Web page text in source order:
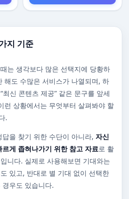
지 기준
는 생각보다 많은 선택지에 당황하
해도 수많은 서비스가 나열되며, 하
최신 콘텐츠 제공” 같은 문구를 앞세
런 상황에서는 무엇부터 살펴봐야 할
.
을 찾기 위한 수단이 아니라, 자신
게 좁혀나가기 위한 참고 자료로 활
니다. 실제로 사용해보면 기대와는
있고, 반대로 별 기대 없이 선택한
우도 있습니다.